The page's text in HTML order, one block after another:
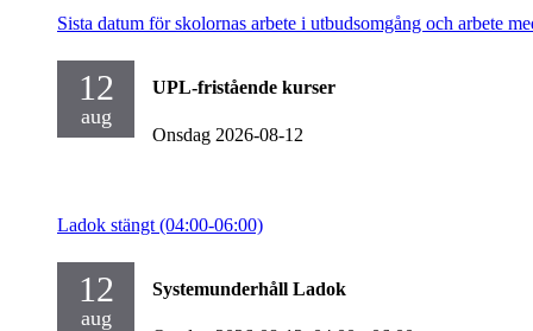
Sista datum för skolornas arbete i utbudsomgång och arbete
12
aug
UPL-fristående kurser
Onsdag 2026-08-12
Ladok stängt (04:00-06:00)
12
aug
Systemunderhåll Ladok